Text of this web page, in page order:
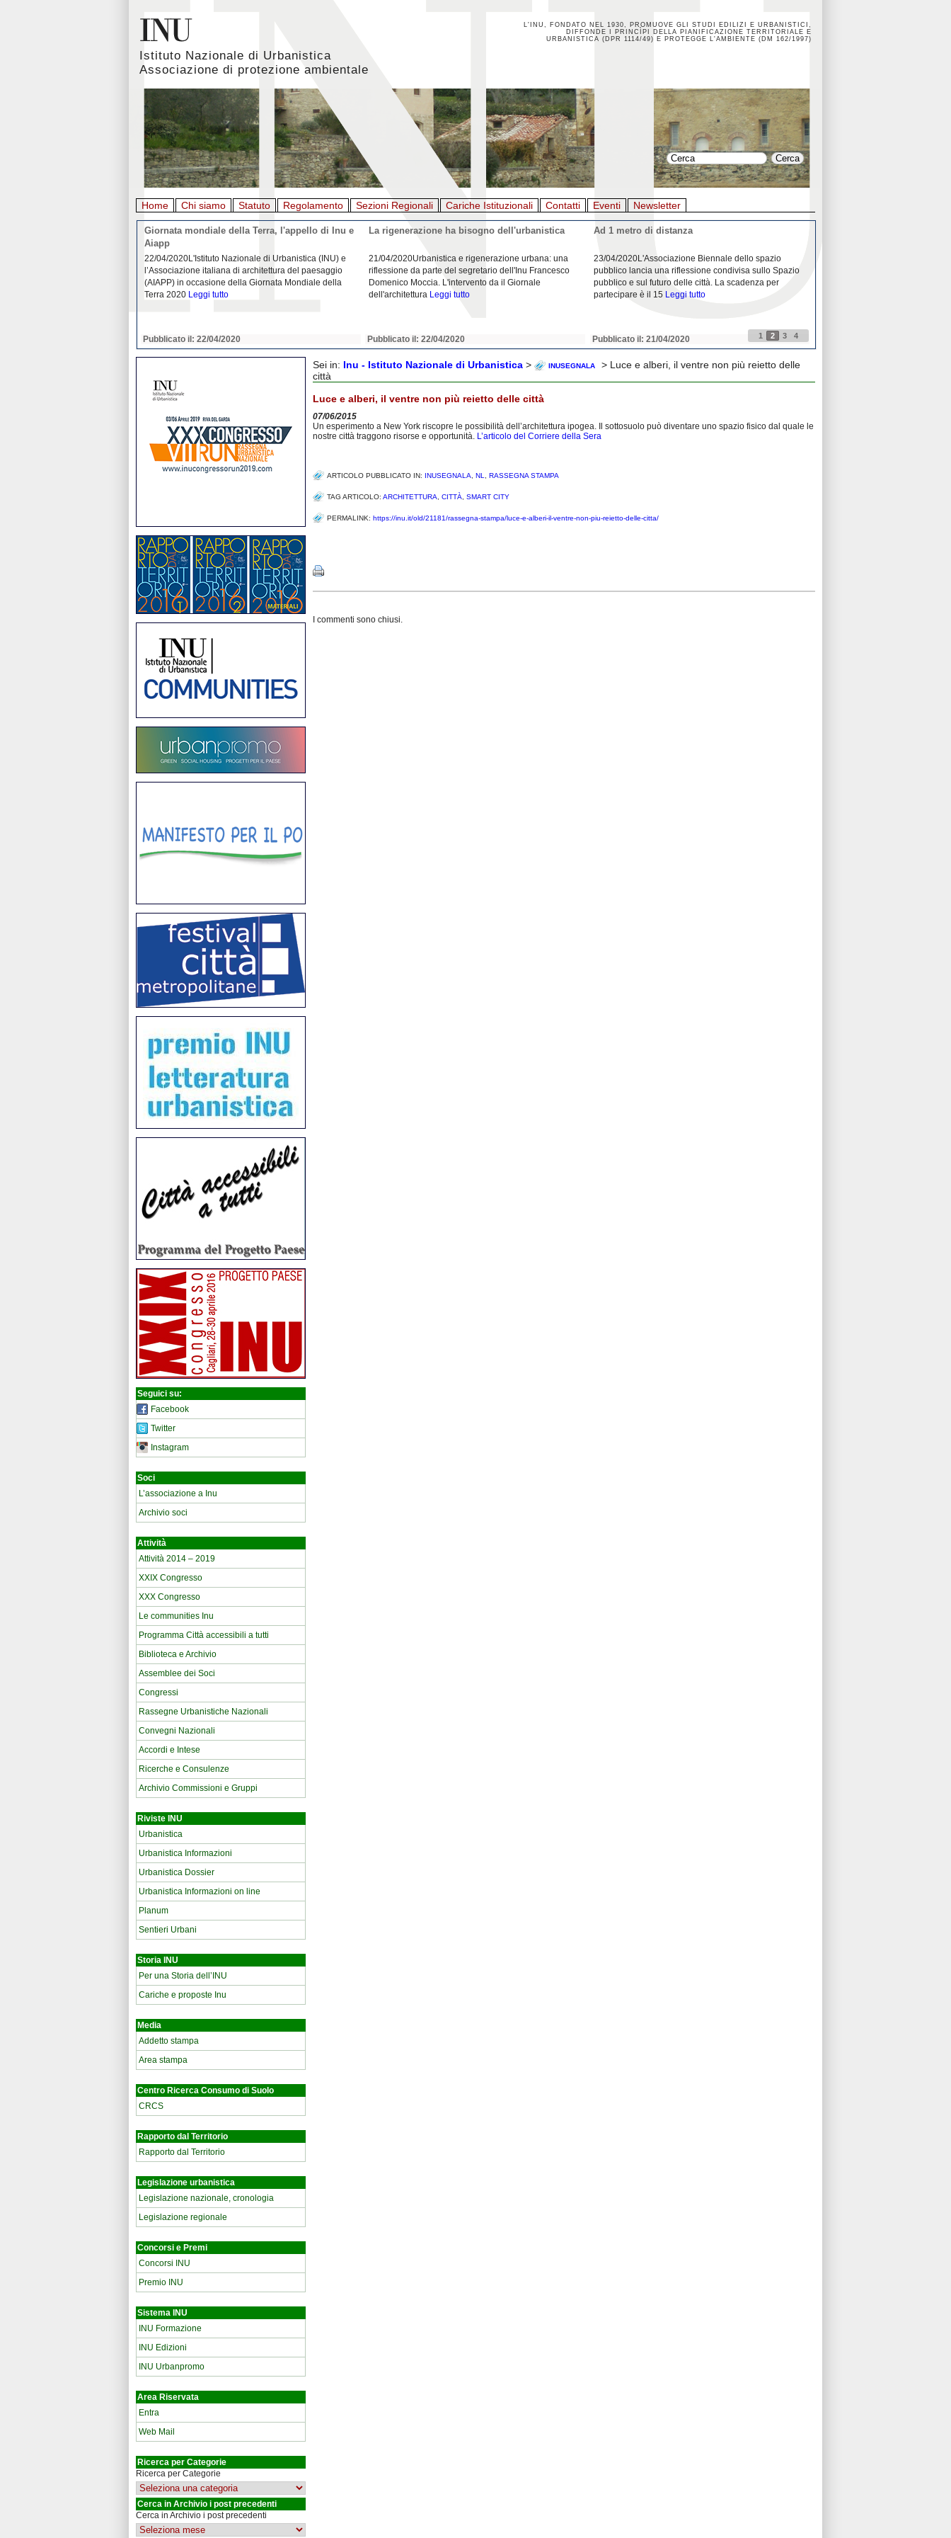
Istituto Nazionale di Urbanistica
Associazione di protezione ambientale
L'INU, FONDATO NEL 1930, PROMUOVE GLI STUDI EDILIZI E URBANISTICI,
DIFFONDE I PRINCÌPI DELLA PIANIFICAZIONE TERRITORIALE E
URBANISTICA (DPR 1114/49) E PROTEGGE L'AMBIENTE (DM 162/1997)
Home Chi siamo Statuto Regolamento Sezioni Regionali Cariche Istituzionali Contatti Eventi Newsletter
Giornata mondiale della Terra, l'appello di Inu e
Aiapp
22/04/2020L'Istituto Nazionale di Urbanistica (INU) e
l’Associazione italiana di architettura del paesaggio
(AIAPP) in occasione della Giornata Mondiale della
Terra 2020 Leggi tutto
Pubblicato il: 22/04/2020
La rigenerazione ha bisogno dell'urbanistica
21/04/2020Urbanistica e rigenerazione urbana: una
riflessione da parte del segretario dell'Inu Francesco
Domenico Moccia. L'intervento da il Giornale
dell'architettura Leggi tutto
Pubblicato il: 22/04/2020
Ad 1 metro di distanza
23/04/2020L'Associazione Biennale dello spazio
pubblico lancia una riflessione condivisa sullo Spazio
pubblico e sul futuro delle città. La scadenza per
partecipare è il 15 Leggi tutto
Pubblicato il: 21/04/2020 1 2 3 4
Seguici su:
Facebook
Twitter
Instagram
Soci
L’associazione a Inu
Archivio soci
Attività
Attività 2014 – 2019
XXIX Congresso
XXX Congresso
Le communities Inu
Programma Città accessibili a tutti
Biblioteca e Archivio
Assemblee dei Soci
Congressi
Rassegne Urbanistiche Nazionali
Convegni Nazionali
Accordi e Intese
Ricerche e Consulenze
Archivio Commissioni e Gruppi
Riviste INU
Urbanistica
Urbanistica Informazioni
Urbanistica Dossier
Urbanistica Informazioni on line
Planum
Sentieri Urbani
Storia INU
Per una Storia dell’INU
Cariche e proposte Inu
Media
Addetto stampa
Area stampa
Centro Ricerca Consumo di Suolo
CRCS
Rapporto dal Territorio
Rapporto dal Territorio
Legislazione urbanistica
Legislazione nazionale, cronologia
Legislazione regionale
Concorsi e Premi
Concorsi INU
Premio INU
Sistema INU
INU Formazione
INU Edizioni
INU Urbanpromo
Area Riservata
Entra
Web Mail
Ricerca per Categorie
Ricerca per Categorie
Cerca in Archivio i post precedenti
Cerca in Archivio i post precedenti
Sei in: Inu - Istituto Nazionale di Urbanistica > INUSEGNALA
> Luce e alberi, il ventre non più reietto delle
città
Luce e alberi, il ventre non più reietto delle città
07/06/2015
Un esperimento a New York riscopre le possibilità dell’architettura ipogea. Il sottosuolo può diventare uno spazio fisico dal quale le
nostre città traggono risorse e opportunità. L’articolo del Corriere della Sera
ARTICOLO PUBBLICATO IN: INUSEGNALA NL RASSEGNA STAMPA
TAG ARTICOLO: ARCHITETTURA CITTÀ SMART CITY
PERMALINK: https://inu.it/old/21181/rassegna-stampa/luce-e-alberi-il-ventre-non-piu-reietto-delle-citta/
I commenti sono chiusi.